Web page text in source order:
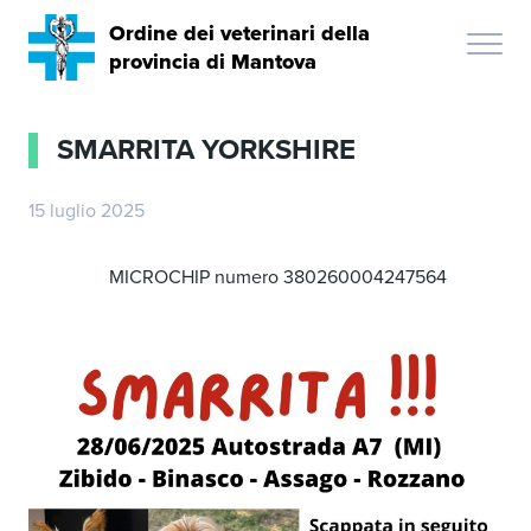
Ordine dei veterinari della
provincia di Mantova
SMARRITA YORKSHIRE
15 luglio 2025
MICROCHIP numero 380260004247564